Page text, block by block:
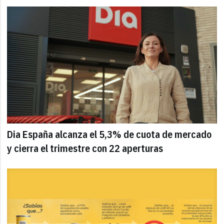
Dia España alcanza el 5,3% de cuota de mercado
y cierra el trimestre con 22 aperturas